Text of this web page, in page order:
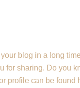
blog in a long
for sharing. Do you
profile can be